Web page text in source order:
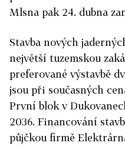
Mlsna pak 24. dubna
Stavba nových
největší tuzemskou
preferované výstavbě
jsou při současných
První blok v
2036. Financování
půjčkou firmě